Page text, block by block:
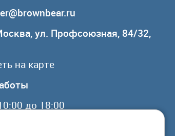
ул. Профсоюзная, 84/32,
на карте
до 18:00